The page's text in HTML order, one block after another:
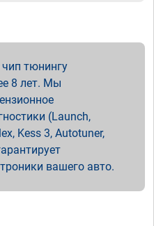
тюнингу
8 лет. Мы
(Launch,
Kess 3, Autotuner,
вашего авто.